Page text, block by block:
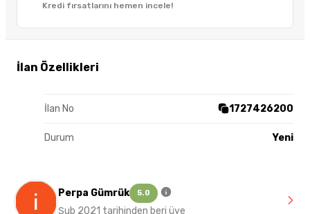
Kredi fırsatlarını hemen incele!
İlan Özellikleri
İlan No 1727426200
Durum Yeni
Perpa Gümrük 5.0
Şub 2021 tarihinden beri üye